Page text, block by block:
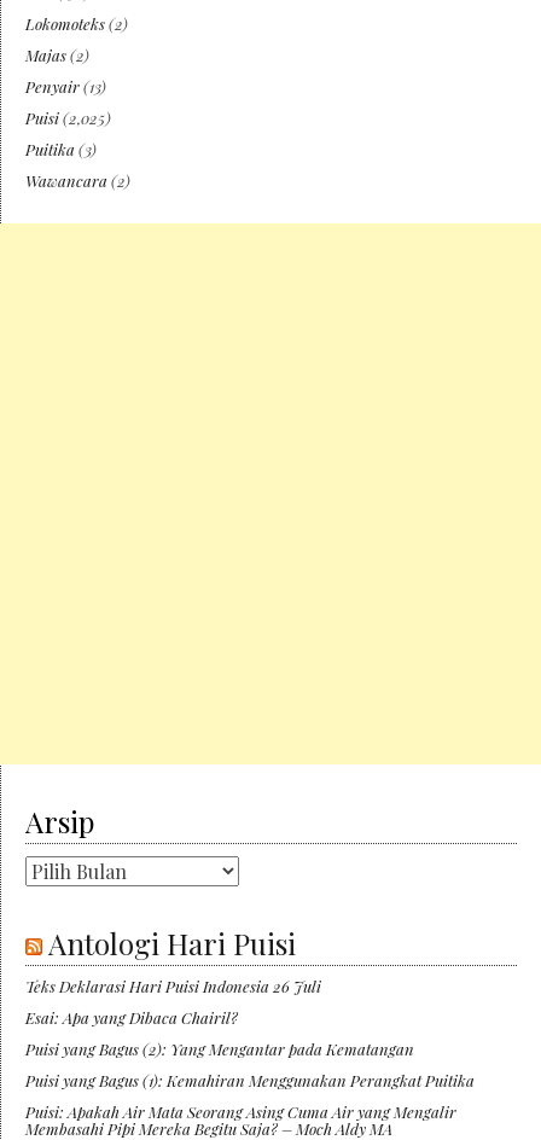
Lokomoteks(2)
Majas(2)
Penyair(13)
Puisi(2,025)
Puitika (3)
Wawancara (2)
Arsip
Arsip
Antologi Hari Puisi
Teks Deklarasi Hari Puisi Indonesia 26 Juli
Esai: Apa yang Dibaca Chairil?
Puisi yang Bagus (2): Yang Mengantar pada Kematangan
Puisi yang Bagus (1): Kemahiran Menggunakan Perangkat Puitika
Puisi: Apakah Air Mata Seorang Asing Cuma Air yang Mengalir
Membasahi Pipi Mereka Begitu Saja? – Moch Aldy MA